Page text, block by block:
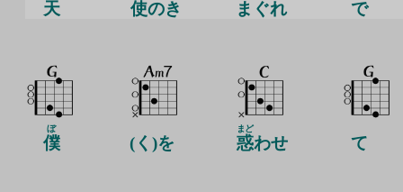
天 使のき まぐれ で
僕
ぼ
(く)を 惑
まど
わせ て